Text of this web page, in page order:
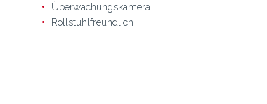
Überwachungskamera
Rollstuhlfreundlich